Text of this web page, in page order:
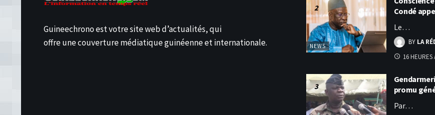
Guineechrono est votre site web d’actualités, qui
offre une couverture médiatique guinéenne et internationale.
NEWS
Condé
Le…
BY LA
16 HEURES
promu
Par…